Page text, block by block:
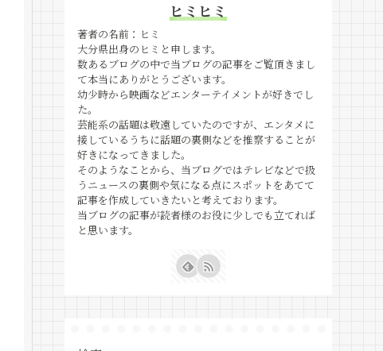
ヒミヒミ
著者の名前：ヒミ
大分県出身のヒミと申します。
数あるブログの中で当ブログの記事をご覧頂きまし
て本当にありがとうございます。
幼少時から映画などエンターテイメントが好きでし
た。
芸能系の話題は敬遠していたのですが、エンタメに
接しているうちに話題の裏側などを推察することが
好きになってきました。
そのようなことから、当ブログではテレビなどで扱
うニュースの裏側や気になる点にスポットをあてて
記事を作成していきたいと考えております。
当ブログの記事が読者様のお役に少しでも立てれば
と思います。